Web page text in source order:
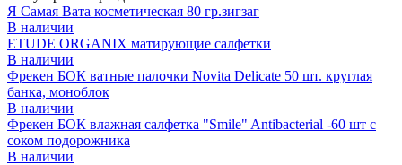
Я Самая Вата косметическая 80 гр.зигзаг
В наличии
ETUDE ORGANIX матирующие салфетки
В наличии
Фрекен БОК ватные палочки Novita Delicate 50 шт. круглая
банка, моноблок
В наличии
Фрекен БОК влажная салфетка "Smile" Antibacterial -60 шт с
соком подорожника
В наличии